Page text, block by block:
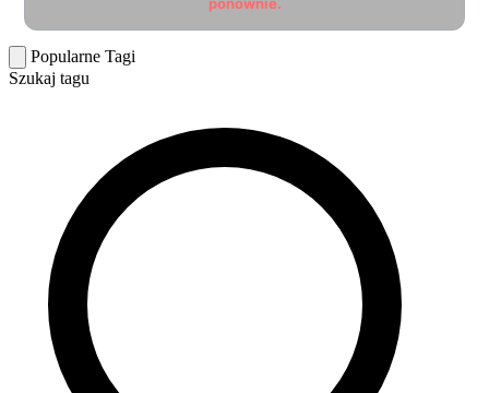
Popularne Tagi
Szukaj tagu